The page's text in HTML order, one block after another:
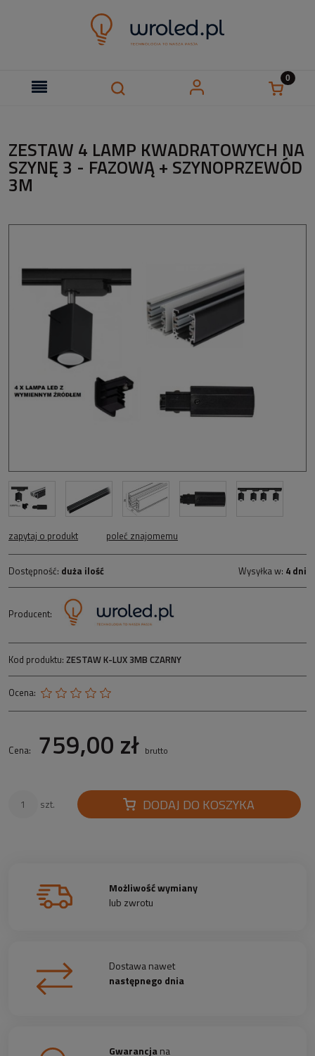
ZESTAW 4 LAMP KWADRATOWYCH NA
SZYNĘ 3 - FAZOWĄ + SZYNOPRZEWÓD
3M
zapytaj o produkt poleć znajomemu
Dostępność: duża ilość Wysyłka w: 4 dni
Producent:
Kod produktu: ZESTAW K-LUX 3MB CZARNY
Ocena:
Cena: 759,00 zł brutto
szt. DODAJ DO KOSZYKA
Możliwość wymiany
lub zwrotu
Dostawa nawet
następnego dnia
Gwarancjana